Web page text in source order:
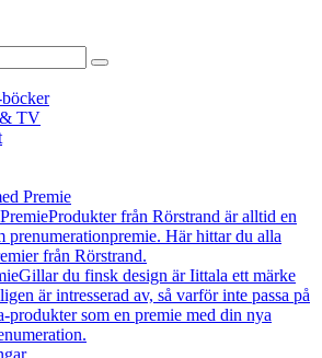
& TV
Premie
Produkter från Rörstrand är alltid en
prenumerationpremie. Här hittar du alla
från Rörstrand.
Gillar du finsk design är Iittala ett märke
är intresserad av, så varför inte passa på
produkter som en premie med din nya